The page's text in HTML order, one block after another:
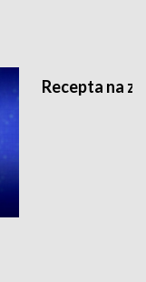
Recepta na